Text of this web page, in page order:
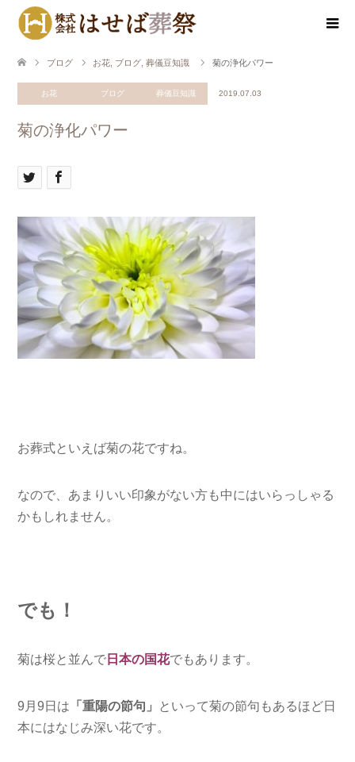
ブログ お花 ブログ 葬儀豆知識 菊の浄化パワー
お花 ブログ 葬儀豆知識 2019.07.03
菊の浄化パワー
お葬式といえば菊の花ですね。
なので、あまりいい印象がない方も中にはいらっしゃる
かもしれません。
でも！
菊は桜と並んで 日本の国花でもあります。
9月9日は 「重陽の節句」
といって菊の節句もあるほど日
本にはなじみ深い花です。